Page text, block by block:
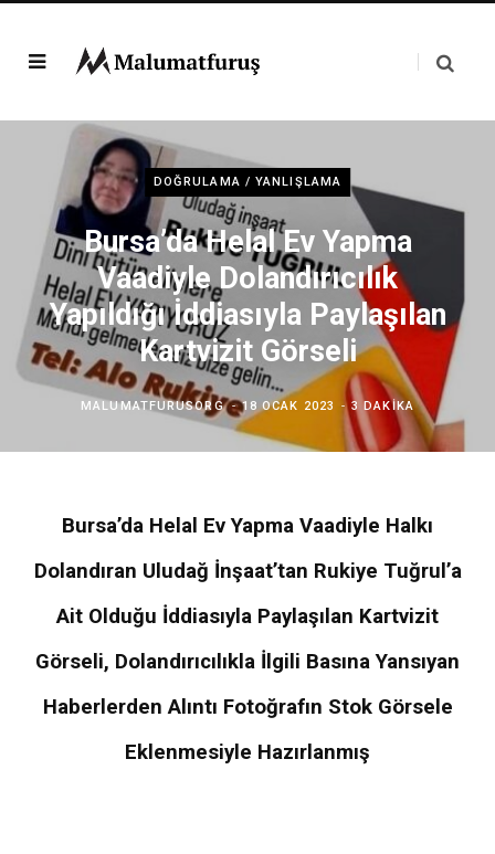
DOĞRULAMA / YANLIŞLAMA
Bursa’da Helal Ev Yapma
Vaadiyle Dolandırıcılık
Yapıldığı İddiasıyla Paylaşılan
Kartvizit Görseli
MALUMATFURUSORG 18 OCAK 2023 3 DAKIKA
Bursa’da Helal Ev Yapma Vaadiyle Halkı
Dolandıran Uludağ İnşaat’tan Rukiye Tuğrul’a
Ait Olduğu İddiasıyla Paylaşılan Kartvizit
Görseli, Dolandırıcılıkla İlgili Basına Yansıyan
Haberlerden Alıntı Fotoğrafın Stok Görsele
Eklenmesiyle Hazırlanmış